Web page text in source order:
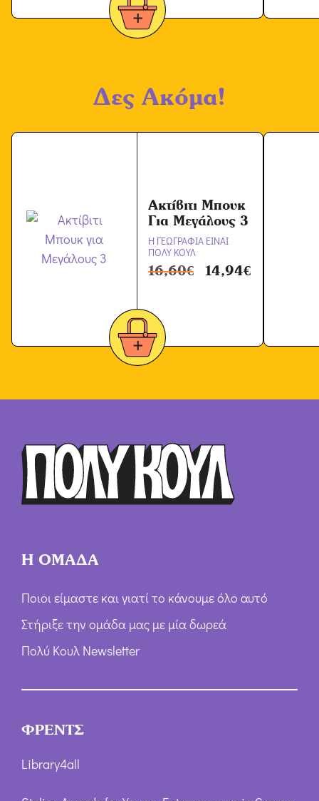
Δες Ακόμα!
Ακτίβιτι Μπουκ
Για Μεγάλους 3
Η ΓΕΩΓΡΑΦΙΑ ΕΙΝΑΙ
ΠΟΛΥ ΚΟΥΛ
16,60€ 14,94€
Η ΟΜΑΔΑ
Ποιοι είμαστε και γιατί το κάνουμε όλο αυτό
Στήριξε την ομάδα μας με μία δωρεά
Πολύ Κουλ Newsletter
ΦΡΕΝΤΣ
Library4all